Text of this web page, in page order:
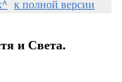
к полной версии
и Света.